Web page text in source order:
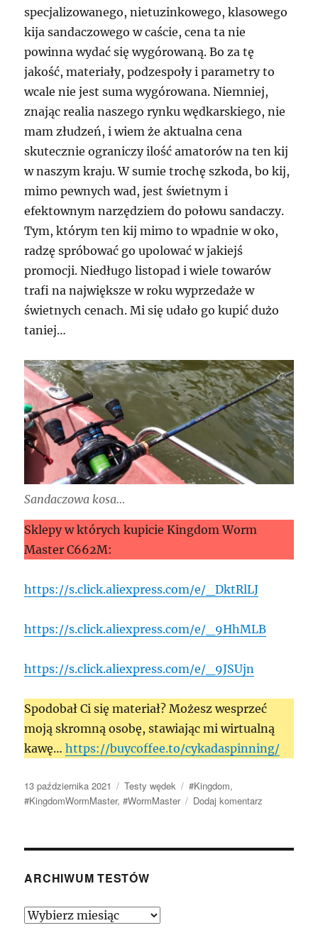
specjalizowanego, nietuzinkowego, klasowego
kija sandaczowego w caście, cena ta nie
powinna wydać się wygórowaną. Bo za tę
jakość, materiały, podzespoły i parametry to
wcale nie jest suma wygórowana. Niemniej,
znając realia naszego rynku wędkarskiego, nie
mam złudzeń, i wiem że aktualna cena
skutecznie ograniczy ilość amatorów na ten kij
w naszym kraju. W sumie trochę szkoda, bo kij,
mimo pewnych wad, jest świetnym i
efektownym narzędziem do połowu sandaczy.
Tym, którym ten kij mimo to wpadnie w oko,
radzę spróbować go upolować w jakiejś
promocji. Niedługo listopad i wiele towarów
trafi na największe w roku wyprzedaże w
świetnych cenach. Mi się udało go kupić dużo
taniej…
Sandaczowa kosa…
Sklepy w których kupicie Kingdom Worm
Master C662M:
https://s.click.aliexpress.com/e/_DktRlLJ
https://s.click.aliexpress.com/e/_9HhMLB
https://s.click.aliexpress.com/e/_9JSUjn
Spodobał Ci się materiał? Możesz wesprzeć
moją skromną osobę, stawiając mi wirtualną
kawę…https://buycoffee.to/cykadaspinning/
Data
publikacji
13 października 2021 Kategorie
Testy wędek Tagi
#Kingdom,
#KingdomWormMaster,#WormMaster Dodaj komentarz
ARCHIWUM TESTÓW
Archiwum